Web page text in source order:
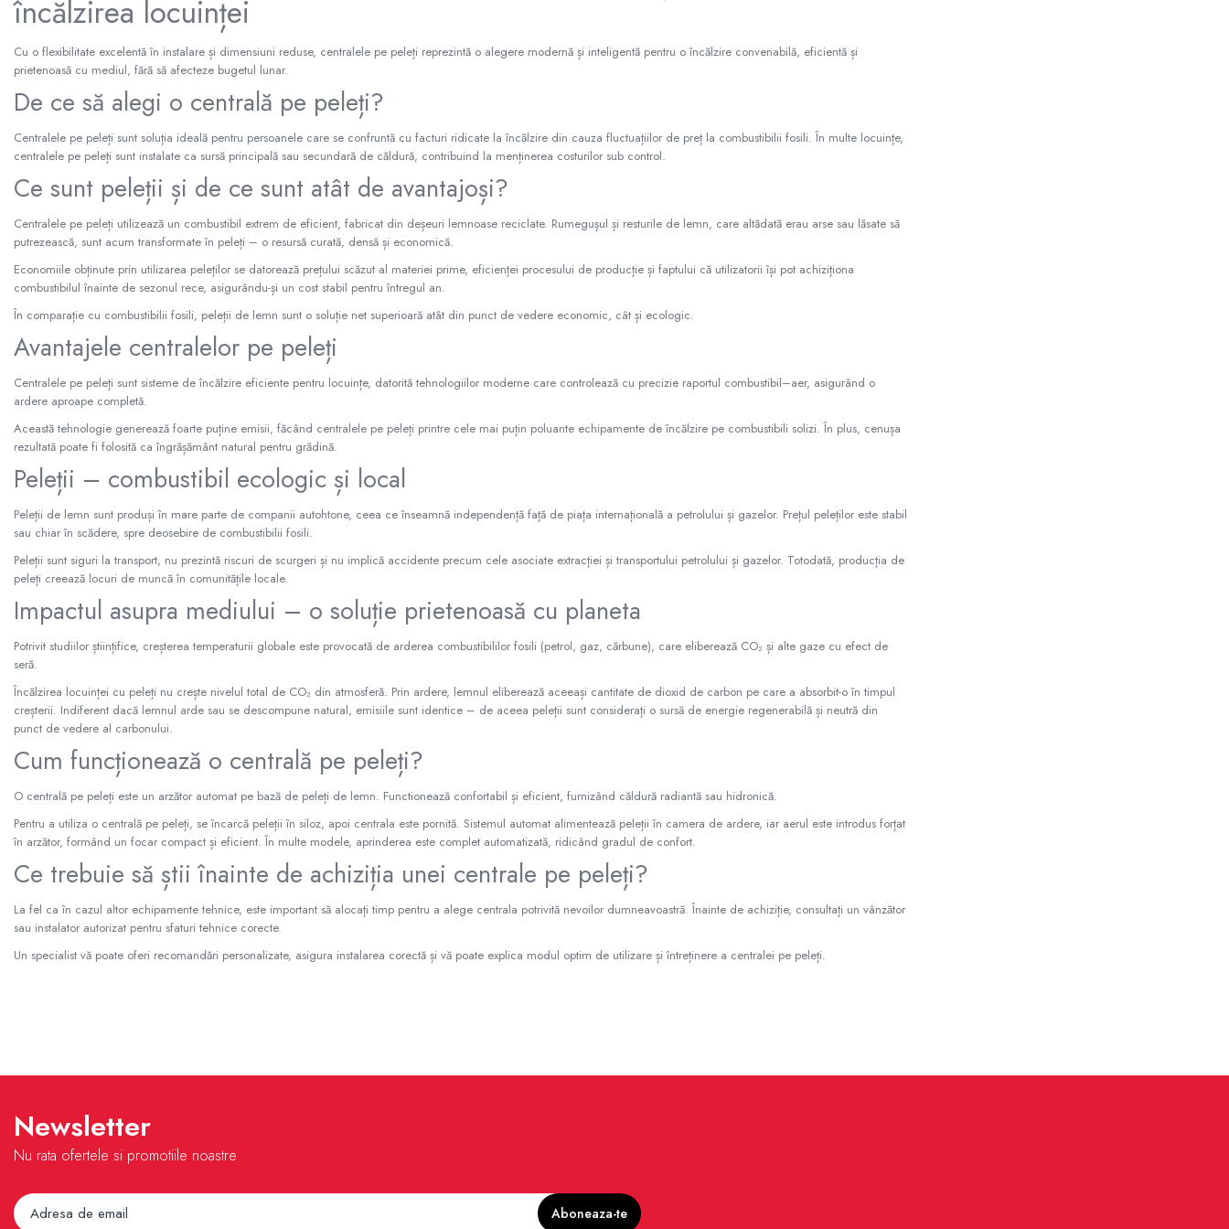
Sterilizatoare UV
Accesorii consumabile sterilizator
UV
Carcase Filtre apa
Accesorii consumabile
dedurizatoare apa
Incalzire in pardoseala
Accesorii incalzire in pardoseala
Automatizare incalzire in
pardoseala
Kituri incalzire in pardoseala
Cutie distribuitor incalzire in
pardoseala
Distribuitoare incalzire pardoseala
Grup amestec si pompare incalzire
pardoseala
Teava incalzire pardoseala
Accesorii, Piese de Schimb Boilere,
Centrale Termice
Accesorii, Piese de Schimb Boilere
Piese schimb centrale termice
Pompe de caldura
Pompe de caldura Ariston
Pompe de caldura Panosol
Pompe de caldura Nibe
Accesorii pompe de caldura
Hidro
Tevi - Fitinguri - Robineti
Racorduri flexibile inox apa gaz solare
Robineti apa, gaz si speciali
Tevi si fitinguri PPR
Izolatii tevi, placi izolatii, cochilii
Tevi si fitinguri negre pentru gaz sau
instalatii termice
Tevi pex, multistrat pexal, pert
Coturi, teuri, mufe, prelungitoare fitinguri
alama
Fitinguri: PPSU, Pex, Pexal, Multistrat
Tevi Cupru Fitinguri Cupru Accesorii
Piese Pompe si Hidrofoare
Vase expansiune
Pompe Submersibile
Canalizare interioara si exterioara
încălzirea locuinței
Cu o flexibilitate excelentă în instalare și dimensiuni reduse, centralele pe peleți reprezintă o alegere modernă și inteligentă pentru o încălzire convenabilă, eficientă și
prietenoasă cu mediul, fără să afecteze bugetul lunar.
De ce să alegi o centrală pe peleți?
Centralele pe peleți sunt soluția ideală pentru persoanele care se confruntă cu facturi ridicate la încălzire din cauza fluctuațiilor de preț la combustibilii fosili. În multe locuințe,
centralele pe peleți sunt instalate ca sursă principală sau secundară de căldură, contribuind la menținerea costurilor sub control.
Ce sunt peleții și de ce sunt atât de avantajoși?
Centralele pe peleți utilizează un combustibil extrem de eficient, fabricat din deșeuri lemnoase reciclate. Rumegușul și resturile de lemn, care altădată erau arse sau lăsate să
putrezească, sunt acum transformate în peleți – o resursă curată, densă și economică.
Economiile obținute prin utilizarea peleților se datorează prețului scăzut al materiei prime, eficienței procesului de producție și faptului că utilizatorii își pot achiziționa
combustibilul înainte de sezonul rece, asigurându-și un cost stabil pentru întregul an.
În comparație cu combustibilii fosili, peleții de lemn sunt o soluție net superioară atât din punct de vedere economic, cât și ecologic.
Avantajele centralelor pe peleți
Centralele pe peleți sunt sisteme de încălzire eficiente pentru locuințe, datorită tehnologiilor moderne care controlează cu precizie raportul combustibil–aer, asigurând o
ardere aproape completă.
Această tehnologie generează foarte puține emisii, făcând centralele pe peleți printre cele mai puțin poluante echipamente de încălzire pe combustibili solizi. În plus, cenușa
rezultată poate fi folosită ca îngrășământ natural pentru grădină.
Peleții – combustibil ecologic și local
Peleții de lemn sunt produși în mare parte de companii autohtone, ceea ce înseamnă independență față de piața internațională a petrolului și gazelor. Prețul peleților este stabil
sau chiar în scădere, spre deosebire de combustibilii fosili.
Peleții sunt siguri la transport, nu prezintă riscuri de scurgeri și nu implică accidente precum cele asociate extracției și transportului petrolului și gazelor. Totodată, producția de
peleți creează locuri de muncă în comunitățile locale.
Impactul asupra mediului – o soluție prietenoasă cu planeta
Potrivit studiilor științifice, creșterea temperaturii globale este provocată de arderea combustibililor fosili (petrol, gaz, cărbune), care eliberează CO₂ și alte gaze cu efect de
seră.
Încălzirea locuinței cu peleți nu crește nivelul total de CO₂ din atmosferă. Prin ardere, lemnul eliberează aceeași cantitate de dioxid de carbon pe care a absorbit-o în timpul
creșterii. Indiferent dacă lemnul arde sau se descompune natural, emisiile sunt identice – de aceea peleții sunt considerați o sursă de energie regenerabilă și neutră din
punct de vedere al carbonului.
Cum funcționează o centrală pe peleți?
O centrală pe peleți este un arzător automat pe bază de peleți de lemn. Functionează confortabil și eficient, furnizând căldură radiantă sau hidronică.
Pentru a utiliza o centrală pe peleți, se încarcă peleții în siloz, apoi centrala este pornită. Sistemul automat alimentează peleții în camera de ardere, iar aerul este introdus forțat
în arzător, formând un focar compact și eficient. În multe modele, aprinderea este complet automatizată, ridicând gradul de confort.
Ce trebuie să știi înainte de achiziția unei centrale pe peleți?
La fel ca în cazul altor echipamente tehnice, este important să alocați timp pentru a alege centrala potrivită nevoilor dumneavoastră. Înainte de achiziție, consultați un vânzător
sau instalator autorizat pentru sfaturi tehnice corecte.
Un specialist vă poate oferi recomandări personalizate, asigura instalarea corectă și vă poate explica modul optim de utilizare și întreținere a centralei pe peleți.
Newsletter
Nu rata ofertele si promotiile noastre